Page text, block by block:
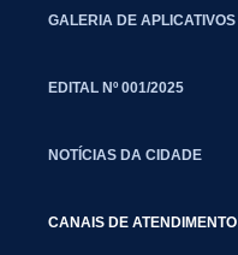
GALERIA DE APLICATIVOS
EDITAL Nº 001/2025
NOTÍCIAS DA CIDADE
CANAIS DE ATENDIMENTO